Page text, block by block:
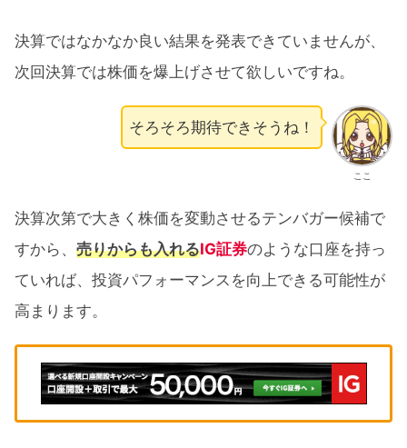
決算ではなかなか良い結果を発表できていませんが、
次回決算では株価を爆上げさせて欲しいですね。
ここ
そろそろ期待できそうね！
決算次第で大きく株価を変動させるテンバガー候補で
すから、 売りからも入れるIG証券のような口座を持っ
ていれば、投資パフォーマンスを向上できる可能性が
高まります。